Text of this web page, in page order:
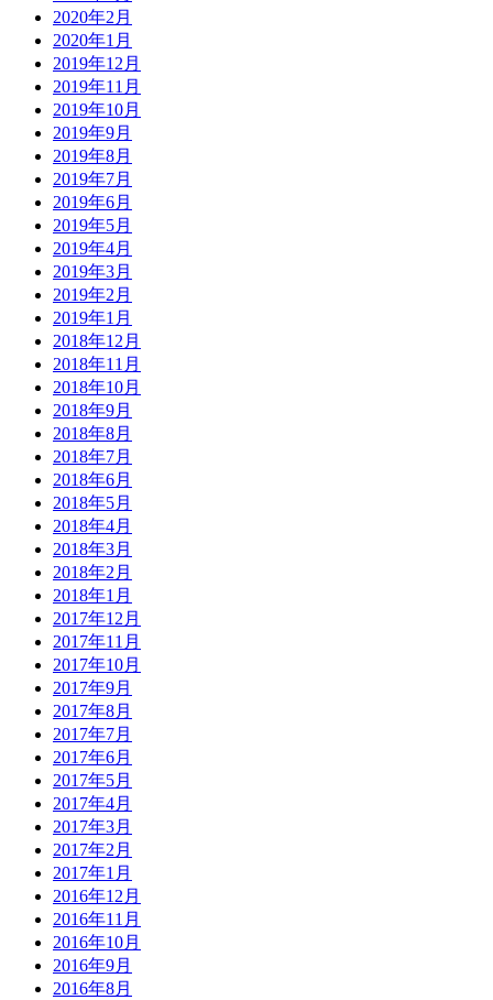
2020年2月
2020年1月
2019年12月
2019年11月
2019年10月
2019年9月
2019年8月
2019年7月
2019年6月
2019年5月
2019年4月
2019年3月
2019年2月
2019年1月
2018年12月
2018年11月
2018年10月
2018年9月
2018年8月
2018年7月
2018年6月
2018年5月
2018年4月
2018年3月
2018年2月
2018年1月
2017年12月
2017年11月
2017年10月
2017年9月
2017年8月
2017年7月
2017年6月
2017年5月
2017年4月
2017年3月
2017年2月
2017年1月
2016年12月
2016年11月
2016年10月
2016年9月
2016年8月